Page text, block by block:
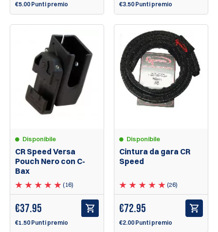
€5.00 Punti premio €3.50 Punti premio
Disponibile
CR Speed Versa
Pouch Nero con C-
Bax
(16)
€37.95
€1.50 Punti premio
Disponibile
Cintura da gara CR
Speed
(26)
€72.95
€2.00 Punti premio